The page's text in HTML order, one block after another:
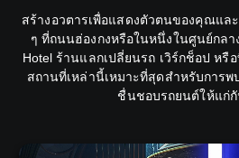
สร้างอวตารเพื่อแสดงตัวตนของคุณแ
ๆ ที่ถนนฮ่องกงหรือในหนึ่งในศูนย์กล
Hotel ร้านแลกเปลี่ยนรถ เวิร์กช็อป ห
สถานที่เหล่านี้เหมาะที่สุดสำหรับการ
ชื่นชอบรถยนต์ให้แก่